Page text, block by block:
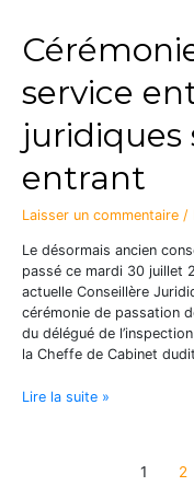
service
entrant
Laisser un commentaire /
Le désormais ancien
passé ce mardi 30 juillet
actuelle Conseillère
cérémonie de passation
du délégué de
la Cheffe de Cabinet
Lire la suite »
1 2